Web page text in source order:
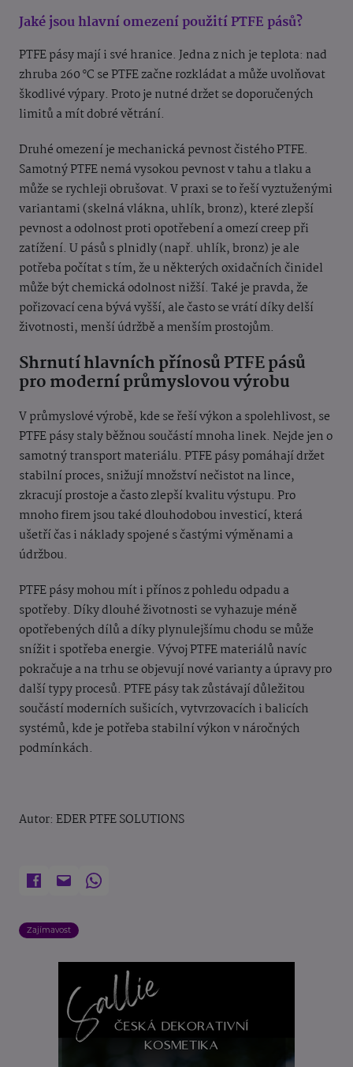
Jaké jsou hlavní omezení použití PTFE pásů?
PTFE pásy mají i své hranice. Jedna z nich je teplota: nad
zhruba 260 °C se PTFE začne rozkládat a může uvolňovat
škodlivé výpary. Proto je nutné držet se doporučených
limitů a mít dobré větrání.
Druhé omezení je mechanická pevnost čistého PTFE.
Samotný PTFE nemá vysokou pevnost v tahu a tlaku a
může se rychleji obrušovat. V praxi se to řeší vyztuženými
variantami (skelná vlákna, uhlík, bronz), které zlepší
pevnost a odolnost proti opotřebení a omezí creep při
zatížení. U pásů s plnidly (např. uhlík, bronz) je ale
potřeba počítat s tím, že u některých oxidačních činidel
může být chemická odolnost nižší. Také je pravda, že
pořizovací cena bývá vyšší, ale často se vrátí díky delší
životnosti, menší údržbě a menším prostojům.
Shrnutí hlavních přínosů PTFE pásů
pro moderní průmyslovou výrobu
V průmyslové výrobě, kde se řeší výkon a spolehlivost, se
PTFE pásy staly běžnou součástí mnoha linek. Nejde jen o
samotný transport materiálu. PTFE pásy pomáhají držet
stabilní proces, snižují množství nečistot na lince,
zkracují prostoje a často zlepší kvalitu výstupu. Pro
mnoho firem jsou také dlouhodobou investicí, která
ušetří čas i náklady spojené s častými výměnami a
údržbou.
PTFE pásy mohou mít i přínos z pohledu odpadu a
spotřeby. Díky dlouhé životnosti se vyhazuje méně
opotřebených dílů a díky plynulejšímu chodu se může
snížit i spotřeba energie. Vývoj PTFE materiálů navíc
pokračuje a na trhu se objevují nové varianty a úpravy pro
další typy procesů. PTFE pásy tak zůstávají důležitou
součástí moderních sušicích, vytvrzovacích i balicích
systémů, kde je potřeba stabilní výkon v náročných
podmínkách.
Autor: EDER PTFE SOLUTIONS
Zajímavost